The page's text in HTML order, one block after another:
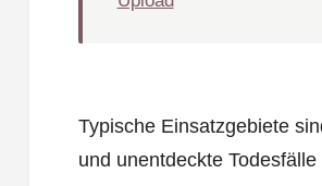
Typische Einsatzgebiete
und unentdeckte